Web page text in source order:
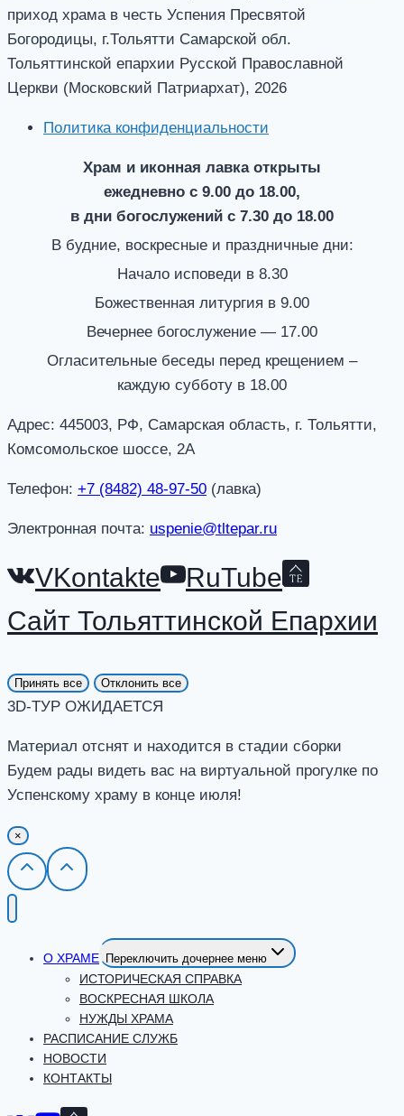
приход храма в честь Успения Пресвятой
Богородицы, г.Тольятти Самарской обл.
Тольяттинской епархии Русской Православной
Церкви (Московский Патриархат), 2026
Политика конфиденциальности
Храм и иконная лавка открыты
ежедневно с 9.00 до 18.00,
в дни богослужений с 7.30 до 18.00
В будние, воскресные и праздничные дни:
Начало исповеди в 8.30
Божественная литургия в 9.00
Вечернее богослужение — 17.00
Огласительные беседы перед крещением –
каждую субботу в 18.00
Адрес: 445003, РФ, Самарская область, г. Тольятти,
Комсомольское шоссе, 2А
Телефон: +7 (8482) 48-97-50 (лавка)
Электронная почта: uspenie@tltepar.ru
VKontakte
RuTube
Сайт Тольяттинской Епархии
Принять все Отклонить все
3D-ТУР ОЖИДАЕТСЯ
Материал отснят и находится в стадии сборки
Будем рады видеть вас на виртуальной прогулке по
Успенскому храму в конце июля!
×
О ХРАМЕ Переключить дочернее меню
ИСТОРИЧЕСКАЯ СПРАВКА
ВОСКРЕСНАЯ ШКОЛА
НУЖДЫ ХРАМА
РАСПИСАНИЕ СЛУЖБ
НОВОСТИ
КОНТАКТЫ